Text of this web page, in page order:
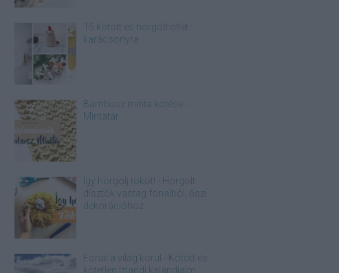
15 kötött és horgolt ötlet
karácsonyra
Bambusz minta kötése -
Mintatár
Így horgolj tököt! - Horgolt
dísztök vastag fonalból, őszi
dekorációhoz
Fonal a világ körül - Kötött és
kötetlen Izlandi kalandjaim